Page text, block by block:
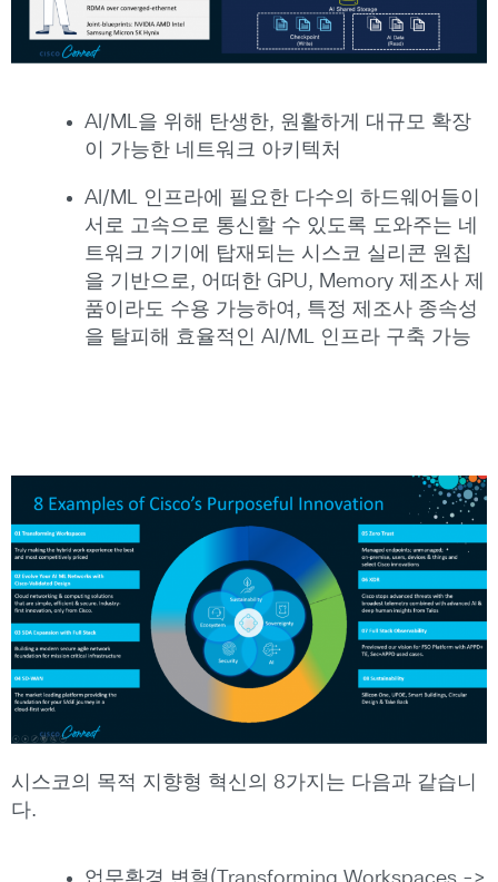
AI/ML을 위해 탄생한, 원활하게 대규모 확장
이 가능한 네트워크 아키텍처
AI/ML 인프라에 필요한 다수의 하드웨어들이
서로 고속으로 통신할 수 있도록 도와주는 네
트워크 기기에 탑재되는 시스코 실리콘 원칩
을 기반으로, 어떠한 GPU, Memory 제조사 제
품이라도 수용 가능하여, 특정 제조사 종속성
을 탈피해 효율적인 AI/ML 인프라 구축 가능
시스코의 목적 지향형 혁신의 8가지는 다음과 같습니
다.